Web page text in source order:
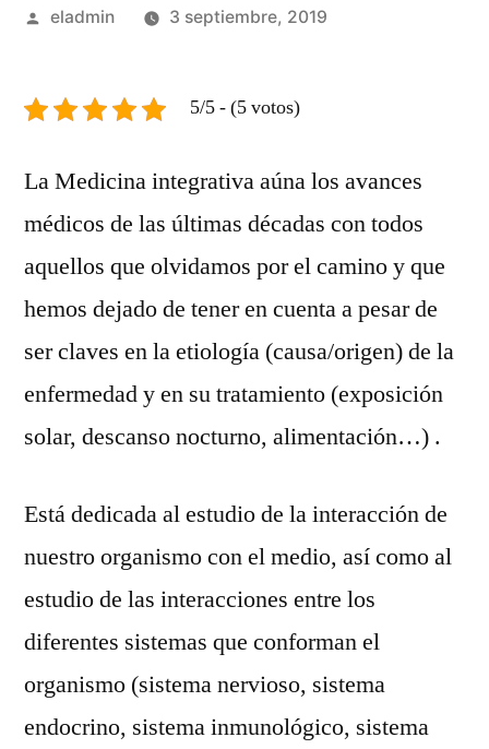
Publicado
eladmin 3 septiembre, 2019
5/5 - (5 votos)
La Medicina integrativa aúna los avances
médicos de las últimas décadas con todos
aquellos que olvidamos por el camino y que
hemos dejado de tener en cuenta a pesar de
ser claves en la etiología (causa/origen) de la
enfermedad y en su tratamiento (exposición
solar, descanso nocturno, alimentación…) .
Está dedicada al estudio de la interacción de
nuestro organismo con el medio, así como al
estudio de las interacciones entre los
diferentes sistemas que conforman el
organismo (sistema nervioso, sistema
endocrino, sistema inmunológico, sistema